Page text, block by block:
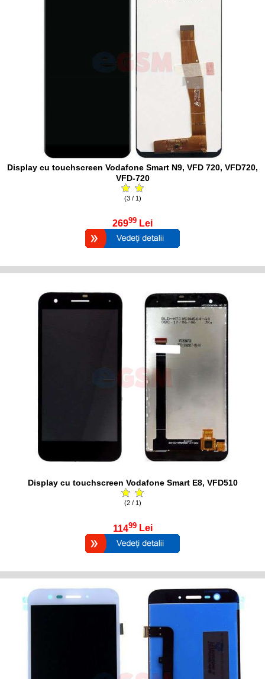
Display cu touchscreen Vodafone Smart N9, VFD 720, VFD720,
VFD-720
(3 / 1)
26999 Lei
Display cu touchscreen Vodafone Smart E8, VFD510
(2 / 1)
11499 Lei